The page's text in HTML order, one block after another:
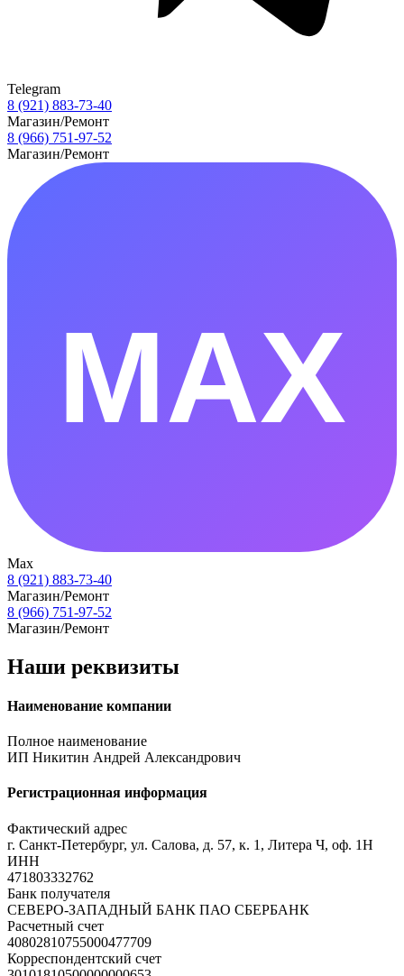
Telegram
8 (921) 883-73-40
Магазин/Ремонт
8 (966) 751-97-52
Магазин/Ремонт
MAX
Max
8 (921) 883-73-40
Магазин/Ремонт
8 (966) 751-97-52
Магазин/Ремонт
Наши реквизиты
Наименование компании
Полное наименование
ИП Никитин Андрей Александрович
Регистрационная информация
Фактический адрес
г. Санкт-Петербург, ул. Салова, д. 57, к. 1, Литера Ч, оф. 1Н
ИНН
471803332762
Банк получателя
СЕВЕРО-ЗАПАДНЫЙ БАНК ПАО СБЕРБАНК
Расчетный счет
40802810755000477709
Корреспондентский счет